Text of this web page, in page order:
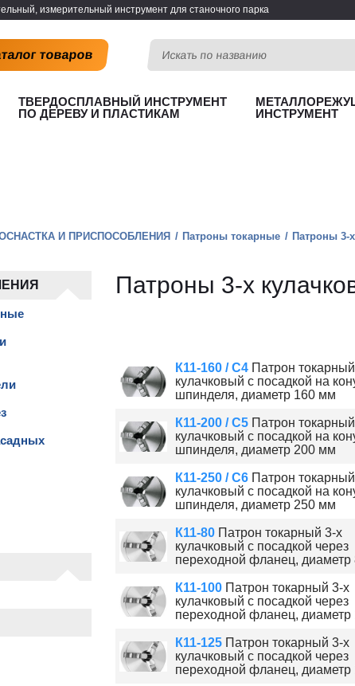
измерительный инструмент для станочного парка
товаров
ТВЕРДОСПЛАВНЫЙ ИНСТРУМЕНТ
ПО ДЕРЕВУ И ПЛАСТИКАМ
ИНСТРУМЕНТ
И ПРИСПОСОБЛЕНИЯ Патроны токарные Патроны 3-
Патроны 3-х
К11-160 / С4 Патрон
кулачковый с посадкой на
шпинделя, диаметр 160 мм
К11-200 / С5 Патрон
кулачковый с посадкой на
шпинделя, диаметр 200 мм
К11-250 / С6 Патрон
кулачковый с посадкой на
шпинделя, диаметр 250 мм
К11-80 Патрон токарный 3-х
кулачковый с посадкой через
переходной фланец,
К11-100 Патрон токарный 3-х
кулачковый с посадкой через
переходной фланец,
К11-125 Патрон токарный 3-х
кулачковый с посадкой через
переходной фланец,